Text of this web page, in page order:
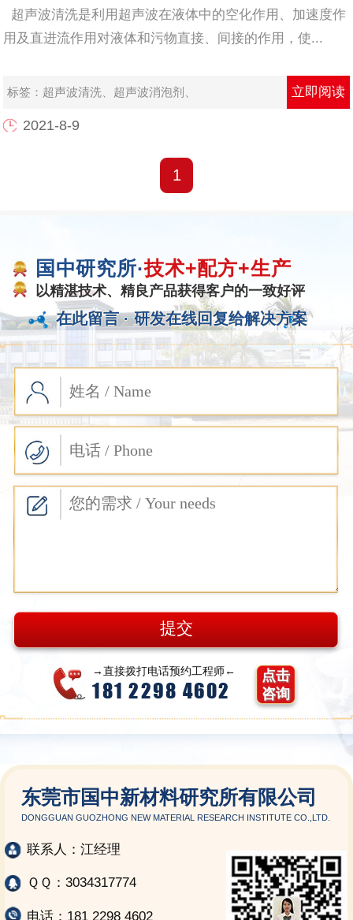
超声波清洗是利用超声波在液体中的空化作用、加速度作
用及直进流作用对液体和污物直接、间接的作用，使...
标签： 超声波清洗、 超声波消泡剂 、 立即阅读
2021-8-9
1
国中研究所·技术+配方+生产
以精湛技术、精良产品获得客户的一致好评
在此留言 · 研发在线回复给解决方案
→直接拨打电话预约工程师←
181 2298 4602
点击
咨询
东莞市国中新材料研究所有限公司
DONGGUAN GUOZHONG NEW MATERIAL RESEARCH INSTITUTE CO.,LTD.
联系人：江经理
ＱＱ：3034317774
电话：181 2298 4602